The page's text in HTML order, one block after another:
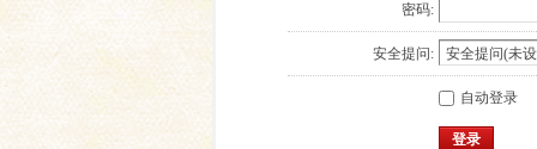
密码:
安全提问:
自动登录
登录